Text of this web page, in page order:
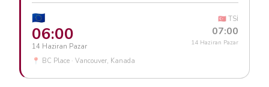
🇪🇺
06:00
14 Haziran Pazar
🇹🇷 TSİ
07:00
14 Haziran Pazar
📍 BC Place · Vancouver, Kanada